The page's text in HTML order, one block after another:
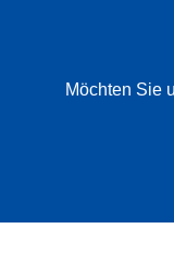
Möchten Sie